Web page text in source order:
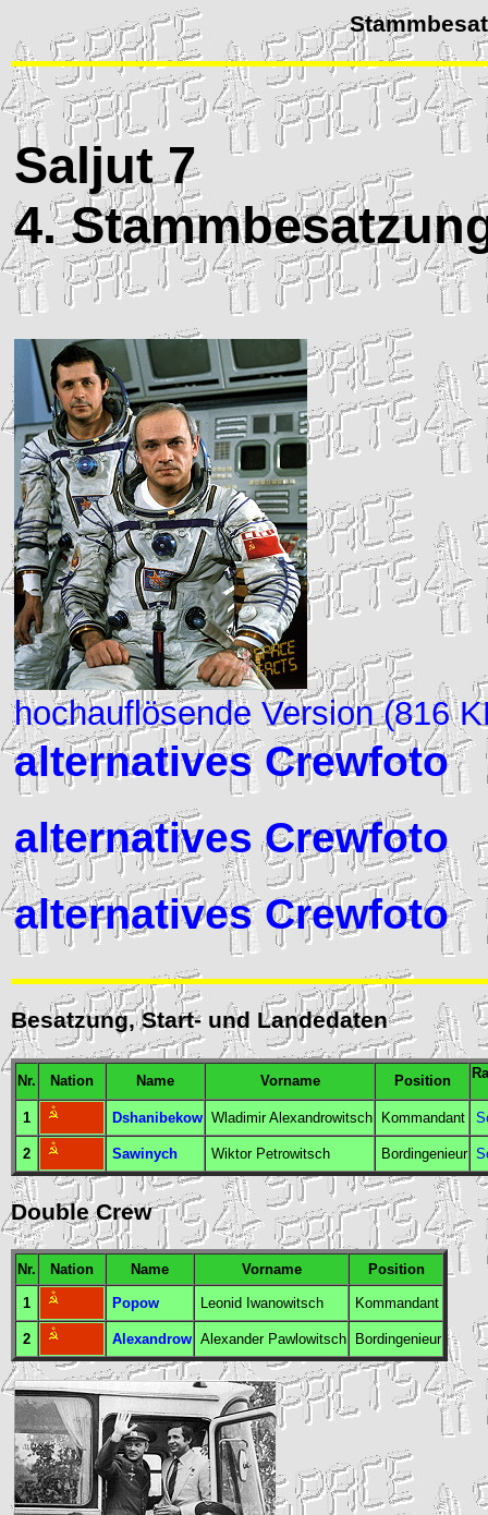
Saljut7
4.
hochauflösende Version (816
alternatives Crewfoto
alternatives Crewfoto
alternatives Crewfoto
Besatzung, Start- und Landedaten
Nr. Nation Name Vorname Position
1 Dshanibekow Wladimir Alexandrowitsch Kommandant
2 Sawinych Wiktor Petrowitsch Bordingenieur
Double Crew
Nr. Nation Name Vorname Position
1 Popow Leonid Iwanowitsch Kommandant
2 Alexandrow Alexander Pawlowitsch Bordingenieur